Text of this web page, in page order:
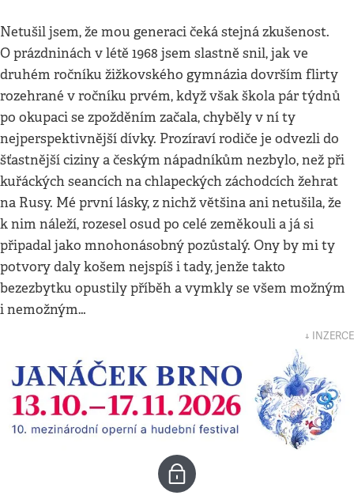
Netušil jsem, že mou generaci čeká stejná zkušenost.
O prázdninách v létě 1968 jsem slastně snil, jak ve
druhém ročníku žižkovského gymnázia dovrším flirty
rozehrané v ročníku prvém, když však škola pár týdnů
po okupaci se zpožděním začala, chyběly v ní ty
nejperspektivnější dívky. Prozíraví rodiče je odvezli do
šťastnější ciziny a českým nápadníkům nezbylo, než při
kuřáckých seancích na chlapeckých záchodcích žehrat
na Rusy. Mé první lásky, z nichž většina ani netušila, že
k nim náleží, rozesel osud po celé zeměkouli a já si
připadal jako mnohonásobný pozůstalý. Ony by mi ty
potvory daly košem nejspíš i tady, jenže takto
bezezbytku opustily příběh a vymkly se všem možným
i nemožným…
↓ INZERCE